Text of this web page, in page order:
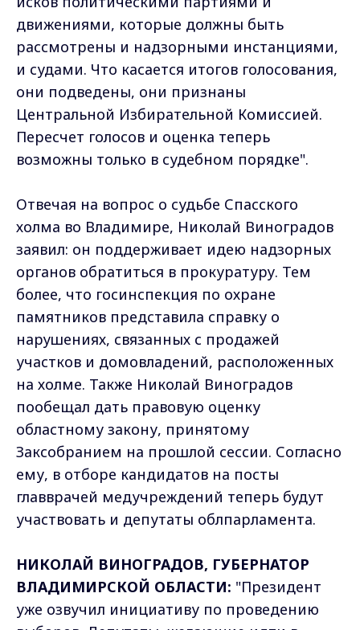
движениями, которые должны быть
рассмотрены и надзорными инстанциями,
и судами. Что касается итогов голосования,
они подведены, они признаны
Центральной Избирательной Комиссией.
Пересчет голосов и оценка теперь
возможны только в судебном порядке".
Отвечая на вопрос о судьбе Спасского
холма во Владимире, Николай Виноградов
заявил: он поддерживает идею надзорных
органов обратиться в прокуратуру. Тем
более, что госинспекция по охране
памятников представила справку о
нарушениях, связанных с продажей
участков и домовладений, расположенных
на холме. Также Николай Виноградов
пообещал дать правовую оценку
областному закону, принятому
Заксобранием на прошлой сессии. Согласно
ему, в отборе кандидатов на посты
главврачей медучреждений теперь будут
участвовать и депутаты облпарламента.
НИКОЛАЙ ВИНОГРАДОВ, ГУБЕРНАТОР
ВЛАДИМИРСКОЙ ОБЛАСТИ: "Президент
уже озвучил инициативу по проведению